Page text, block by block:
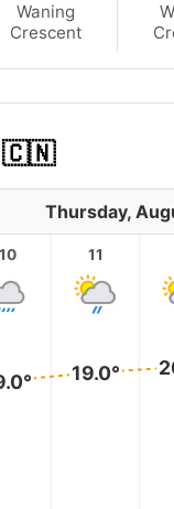
Waning
Crescent
🇨🇳
Thursday,
10 11
19.0°